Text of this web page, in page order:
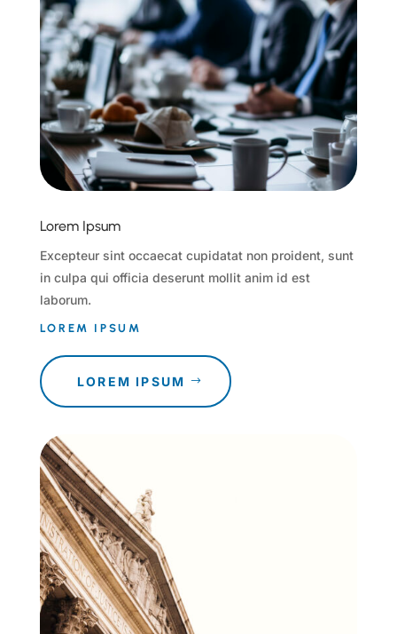
Lorem Ipsum
Excepteur sint occaecat cupidatat non proident, sunt
in culpa qui officia deserunt mollit anim id est
laborum.
LOREM IPSUM
LOREM IPSUM